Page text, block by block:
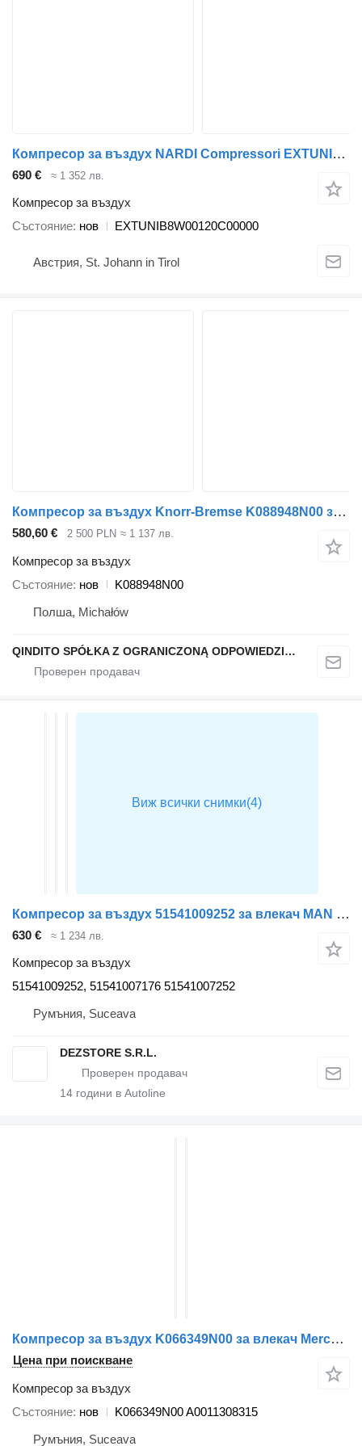
Компресор за въздух NARDI Compressori EXTUNIB8W00120C00000 за влекач
690 € ≈ 1 352 лв.
Компресор за въздух
Състояние нов EXTUNIB8W00120C00000
Австрия, St. Johann in Tirol
Компресор за въздух Knorr-Bremse K088948N00 за влекач MAN TGA TGS TGX
580,60 € 2 500 PLN ≈ 1 137 лв.
Компресор за въздух
Състояние нов
K088948N00
Полша, Michałów
QINDITO SPÓŁKA Z OGRANICZONĄ ODPOWIEDZIALNOŚCIĄ
Компресор за въздух 51541009252 за влекач MAN LION'S REGIO
630 € ≈ 1 234 лв.
Компресор за въздух
51541009252, 51541007176 51541007252
Румъния, Suceava
DEZSTORE S.R.L.
14 години в Autoline
Компресор за въздух K066349N00 за влекач Mercedes-Benz ACTROS MP4
Цена при поискване
Компресор за въздух
Състояние нов
K066349N00 A0011308315
Румъния, Suceava